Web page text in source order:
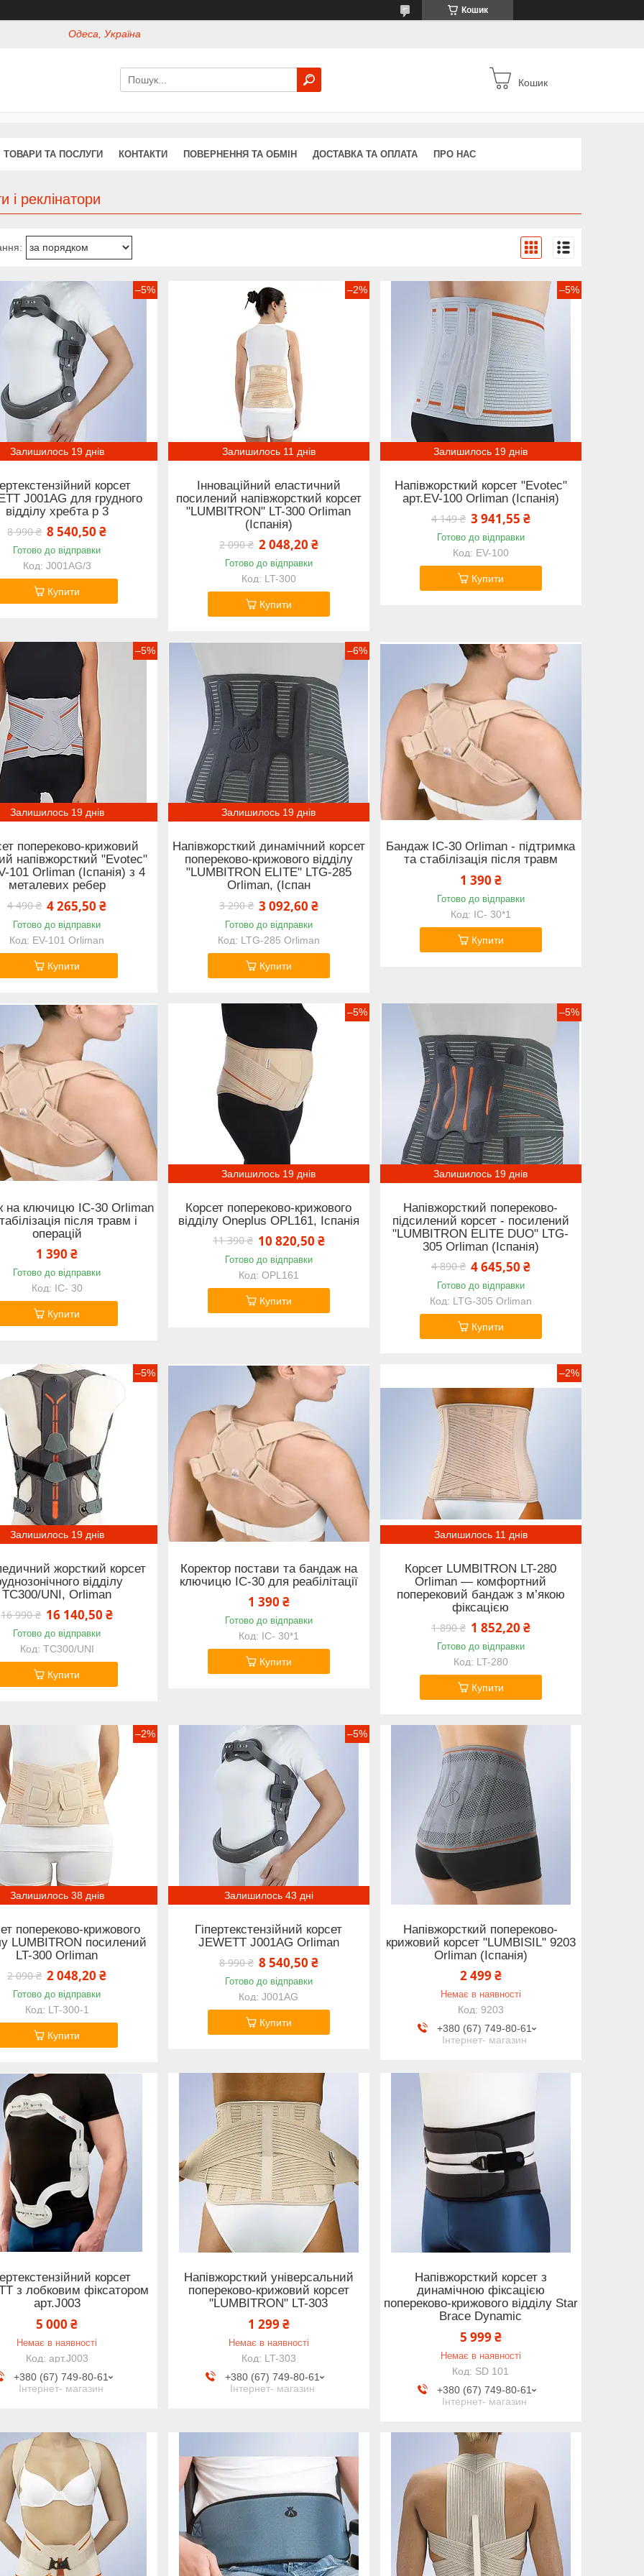
Кошик
Одеса, Україна
Кошик
ТОВАРИ ТА ПОСЛУГИ КОНТАКТИ ПОВЕРНЕННЯ ТА ОБМІН ДОСТАВКА ТА ОПЛАТА ПРО НАС
і реклінатори
–5%
Залишилось 19 днів
корсет
J001AG для грудного
відділу хребта р 3
8 990 ₴ 8 540,50 ₴
Готово до відправки
J001AG/3
Купити
–2%
Залишилось 11 днів
Інноваційний еластичний
посилений напівжорсткий корсет
"LUMBITRON" LT-300 Orliman
(Іспанія)
2 090 ₴ 2 048,20 ₴
Готово до відправки
LT-300
Купити
–5%
Залишилось 19 днів
Напівжорсткий корсет "Evotec"
арт.EV-100 Orliman (Іспанія)
4 149 ₴ 3 941,55 ₴
Готово до відправки
EV-100
Купити
–5%
Залишилось 19 днів
попереково-крижовий
напівжорсткий "Evotec"
101 Orliman (Іспанія) з 4
металевих ребер
4 490 ₴ 4 265,50 ₴
Готово до відправки
EV-101 Orliman
Купити
–6%
Залишилось 19 днів
Напівжорсткий динамічний корсет
попереково-крижового відділу
"LUMBITRON ELITE" LTG-285
Orliman, (Іспан
3 290 ₴ 3 092,60 ₴
Готово до відправки
LTG-285 Orliman
Купити
Бандаж IC-30 Orliman - підтримка
та стабілізація після травм
1 390 ₴
Готово до відправки
IC- 30*1
Купити
на ключицю IC-30 Orliman
після травм і
операцій
1 390 ₴
Готово до відправки
IC- 30
Купити
–5%
Залишилось 19 днів
Корсет попереково-крижового
відділу Oneplus OPL161, Іспанія
11 390 ₴ 10 820,50 ₴
Готово до відправки
OPL161
Купити
–5%
Залишилось 19 днів
Напівжорсткий попереково-
підсилений корсет - посилений
"LUMBITRON ELITE DUO" LTG-
305 Orliman (Іспанія)
4 890 ₴ 4 645,50 ₴
Готово до відправки
LTG-305 Orliman
Купити
–5%
Залишилось 19 днів
жорсткий корсет
відділу
TC300/UNI, Orliman
16 990 ₴ 16 140,50 ₴
Готово до відправки
TC300/UNI
Купити
Коректор постави та бандаж на
ключицю IC-30 для реабілітації
1 390 ₴
Готово до відправки
IC- 30*1
Купити
–2%
Залишилось 11 днів
Корсет LUMBITRON LT-280
Orliman — комфортний
поперековий бандаж з м’якою
фіксацією
1 890 ₴ 1 852,20 ₴
Готово до відправки
LT-280
Купити
–2%
Залишилось 38 днів
попереково-крижового
LUMBITRON посилений
LT-300 Orliman
2 090 ₴ 2 048,20 ₴
Готово до відправки
LT-300-1
Купити
–5%
Залишилось 43 дні
Гіпертекстензійний корсет
JEWETT J001AG Orliman
8 990 ₴ 8 540,50 ₴
Готово до відправки
J001AG
Купити
Напівжорсткий попереково-
крижовий корсет "LUMBISIL" 9203
Orliman (Іспанія)
2 499 ₴
Немає в наявності
9203
+380 (67) 749-80-61
Інтернет- магазин
корсет
з лобковим фіксатором
арт.J003
5 000 ₴
Немає в наявності
арт.J003
+380 (67) 749-80-61
Інтернет- магазин
Напівжорсткий універсальний
попереково-крижовий корсет
"LUMBITRON" LT-303
1 299 ₴
Немає в наявності
LT-303
+380 (67) 749-80-61
Інтернет- магазин
Напівжорсткий корсет з
динамічною фіксацією
попереково-крижового відділу Star
Brace Dynamic
5 999 ₴
Немає в наявності
SD 101
+380 (67) 749-80-61
Інтернет- магазин